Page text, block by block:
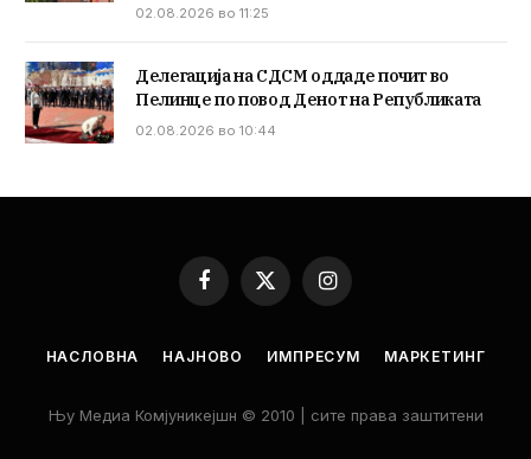
02.08.2026 во 11:25
Делегација на СДСМ оддаде почит во
Пелинце по повод Денот на Републиката
02.08.2026 во 10:44
Facebook
X
(Twitter)
Instagram
НАСЛОВНА НАЈНОВО ИМПРЕСУМ МАРКЕТИНГ
Њу Медиа Комјуникејшн © 2010 | сите права заштитени